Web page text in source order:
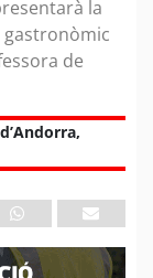
la
gastronòmic
de
,